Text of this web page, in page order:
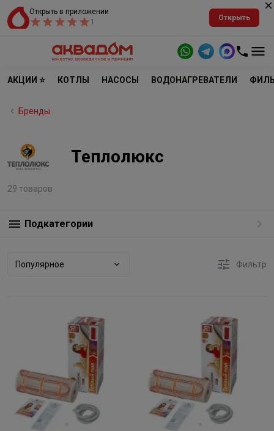
Открыть в приложении
1
Открыть
АКЦИИ ⭐ КОТЛЫ НАСОСЫ ВОДОНАГРЕВАТЕЛИ
Бренды
Теплолюкс
29 товаров
Подкатегории
Популярное Фильтр